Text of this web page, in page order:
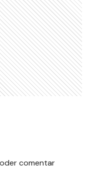
comentar